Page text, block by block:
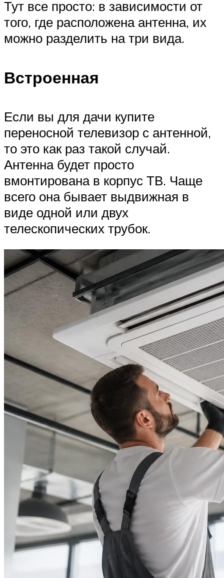
Тут все просто: в зависимости от
того, где расположена антенна, их
можно разделить на три вида.
Встроенная
Если вы для дачи купите
переносной телевизор с антенной,
то это как раз такой случай.
Антенна будет просто
вмонтирована в корпус ТВ. Чаще
всего она бывает выдвижная в
виде одной или двух
телескопических трубок.